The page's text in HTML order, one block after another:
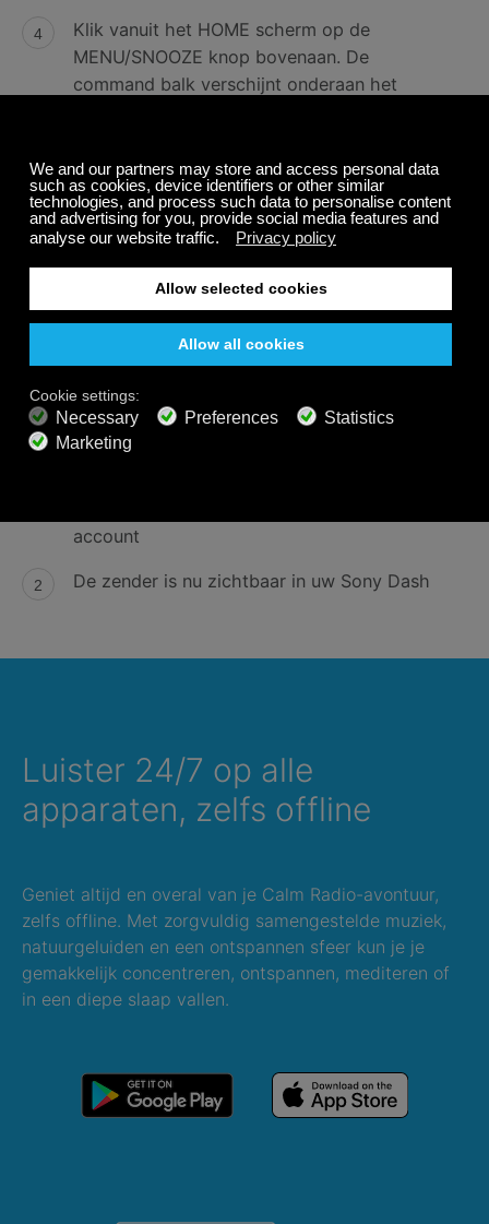
Klik vanuit het HOME scherm op de
MENU/SNOOZE knop bovenaan. De
command balk verschijnt onderaan het
Selecteer Systemen selecteer danDevice
Info.
De registratiecode wordt weergegeven
onderaan het scherm. Het is een set van 4
cijfers.
Step 3
Vanuit de Calm radio's URL lijst die u heeft
account
De zender is nu zichtbaar in uw Sony Dash
Luister 24/7 op alle
apparaten, zelfs offline
Geniet altijd en overal van je Calm Radio-avontuur,
zelfs offline. Met zorgvuldig samengestelde muziek,
natuurgeluiden en een ontspannen sfeer kun je je
gemakkelijk concentreren, ontspannen, mediteren of
in een diepe slaap vallen.